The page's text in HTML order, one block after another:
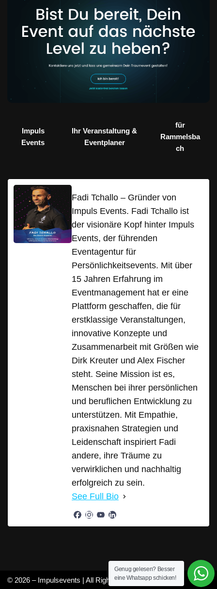
Impuls
Events
Ihr Veranstaltung &
Eventplaner
für
Rammelsba
ch
Fadi Tchallo – Gründer von
Impuls Events. Fadi Tchallo ist
der visionäre Kopf hinter Impuls
Events, der führenden
Eventagentur für
Persönlichkeitsevents. Mit über
15 Jahren Erfahrung im
Eventmanagement hat er eine
Plattform geschaffen, die für
erstklassige Veranstaltungen,
innovative Konzepte und
Zusammenarbeit mit Größen wie
Dirk Kreuter und Alex Fischer
steht. Seine Mission ist es,
Menschen bei ihrer persönlichen
und beruflichen Entwicklung zu
unterstützen. Mit Empathie,
praxisnahen Strategien und
Leidenschaft inspiriert Fadi
andere, ihre Träume zu
verwirklichen und nachhaltig
erfolgreich zu sein.
See Full Bio
© 2026 – Impulsevents | All Rights Reserved |
Genug gelesen? Besser
eine Whatsapp schicken!